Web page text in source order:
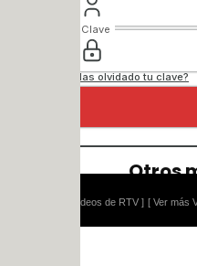
[ Ver más Vídeos didácticos ]